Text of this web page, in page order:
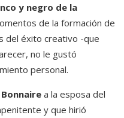
y negro de la
de la formación de
del éxito creativo -que
no le gustó
personal.
a la esposa del
y que hirió